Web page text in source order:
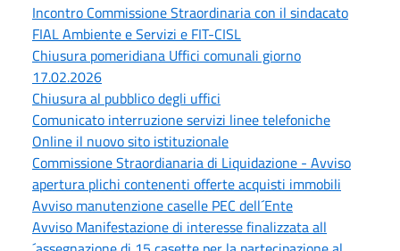
Incontro Commissione Straordinaria con il sindacato
FIAL Ambiente e Servizi e FIT-CISL
Chiusura pomeridiana Uffici comunali giorno
17.02.2026
Chiusura al pubblico degli uffici
Comunicato interruzione servizi linee telefoniche
Online il nuovo sito istituzionale
Commissione Straordianaria di Liquidazione - Avviso
apertura plichi contenenti offerte acquisti immobili
Avviso manutenzione caselle PEC dell´Ente
Avviso Manifestazione di interesse finalizzata all